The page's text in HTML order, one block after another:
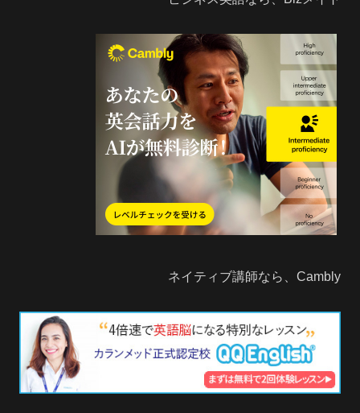
ネイティブ講師なら、Cambly